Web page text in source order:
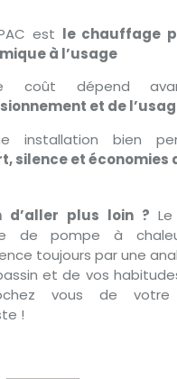
est le chauffage
à l’usage
coût dépend
et de
installation bien
silence et économies
d’aller plus loin ?
de pompe à
toujours par une
et de vos
vous de votre
!